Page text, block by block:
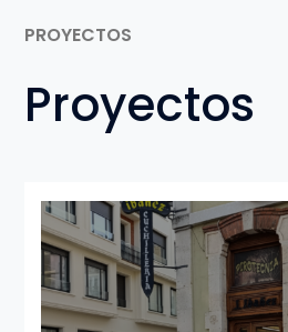
Participantes 2024
Cuchillería J. Ibáñez